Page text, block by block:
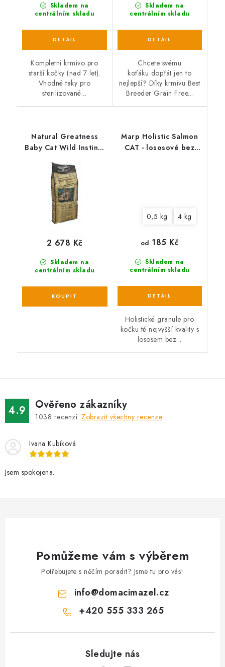
Skladem na
centrálním skladu
Kompletní krmivo pro
starší kočky (nad 7 let).
Vhodné taky pro
sterilizované...
Skladem na
centrálním skladu
Chcete svému
koťáku dopřát jen to
nejlepší? Díky krmivu Best
Breeder Grain Free...
Natural Greatness
Baby Cat Wild Instinct
Skladem na
centrálním skladu
2 678 Kč
Marp Holistic Salmon
CAT - lososové bez
0,5 kg 4 kg
Skladem na
centrálním skladu
od 185 Kč
Holistické granule pro
kočku té nejvyšší kvality s
lososem bez...
4.9 Ověřeno zákazníky
1038 recenzí. Zobrazit všechny recenze
Ivana Kubíková
Jsem spokojena.
Pomůžeme vám s výběrem
Potřebujete s něčím poradit? Jsme tu pro vás!
info@domacimazel.cz
+420 555 333 265